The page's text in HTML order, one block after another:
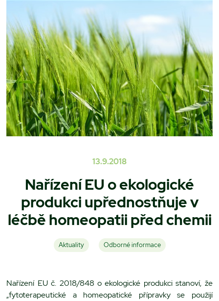
13.9.2018
Nařízení EU o ekologické
produkci upřednostňuje v
léčbě homeopatii před chemii
Aktuality Odborné informace
Nařízení EU č. 2018/848 o ekologické produkci stanoví, že
„fytoterapeutické a homeopatické přípravky se použijí